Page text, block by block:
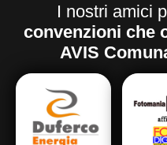
I nostri amici
convenzioni che
AVIS